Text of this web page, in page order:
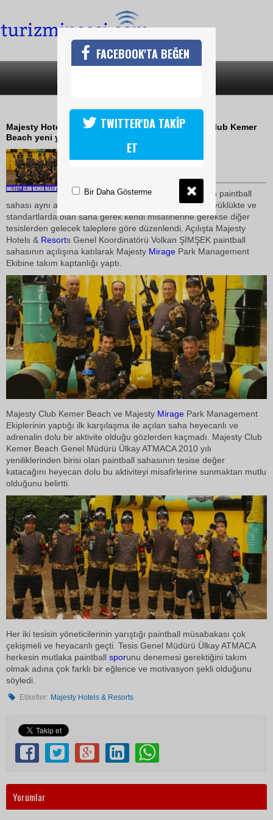
MAJESTY CLUB KEMERDE PAINTBAL
Majesty Hotels & Resorts işletmesi olan Majesty Club Kemer
Beach yeni yapılan paintball sahasını hizmete açtı
02 Haziran 2010 / 17:04
Tesis içerisinde yapılandırılan paintball
sahası aynı anda 10 kişilik 2 takımın yarışabileceği büyüklükte ve
standartlarda olan saha gerek kendi misafirlerine gerekse diğer
tesislerden gelecek taleplere göre düzenlendi. Açılışta Majesty
Hotels & Resorts Genel Koordinatörü Volkan ŞİMŞEK paintball
sahasının açılışına katılarak Majesty Mirage Park Management
Ekibine takım kaptanlığı yaptı.
Majesty Club Kemer Beach ve Majesty Mirage Park Management
Ekiplerinin yaptığı ilk karşılaşma ile açılan saha heyecanlı ve
adrenalin dolu bir aktivite olduğu gözlerden kaçmadı. Majesty Club
Kemer Beach Genel Müdürü Ülkay ATMACA 2010 yılı
yeniliklerinden birisi olan paintball sahasının tesise değer
katacağını heyecan dolu bu aktiviteyi misafirlerine sunmaktan mutlu
olduğunu belirtti.
Her iki tesisin yöneticilerinin yarıştığı paintball müsabakası çok
çekişmeli ve heyacanlı geçti. Tesis Genel Müdürü Ülkay ATMACA
herkesin mutlaka paintball sporunu denemesi gerektiğini takım
olmak adına çok farklı bir eğlence ve motivasyon şekli olduğunu
söyledi.
Etiketler: Majesty Hotels & Resorts
Yorumlar
FACEBOOK'TA BEĞEN
TWITTER'DA TAKİP
ET
Bir Daha Gösterme